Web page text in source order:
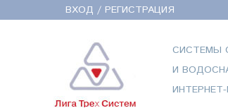
ВХОД / РЕГИСТРАЦИЯ
СИСТЕМЫ
И